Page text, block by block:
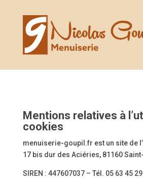
Mentions relatives à
cookies
menuiserie-goupil.fr est un site de
17 bis dur des Aciéries, 81160
SIREN : 447607037 – Tél. 05 63 45